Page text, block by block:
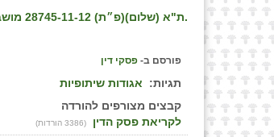
.ת"א (שלום)(פ״ת) 28745-11-12 מושב ירחיב נ' רונן, פס״ד מיום 29/12/16
פורסם ב- פסקי דין
תגיות:
אגודות שיתופיות
קבצים מצורפים להורדה
לקריאת פסק הדין
(3386 הורדות)